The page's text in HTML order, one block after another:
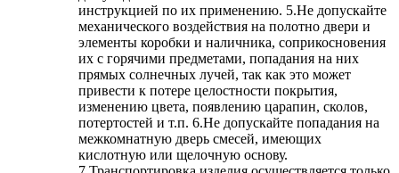
инструкцией по их применению. 5.Не допускайте
механического воздействия на полотно двери и
элементы коробки и наличника, соприкосновения
их с горячими предметами, попадания на них
прямых солнечных лучей, так как это может
привести к потере целостности покрытия,
изменению цвета, появлению царапин, сколов,
потертостей и т.п. 6.Не допускайте попадания на
межкомнатную дверь смесей, имеющих
кислотную или щелочную основу.